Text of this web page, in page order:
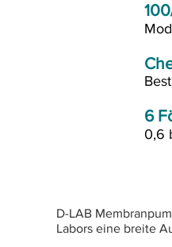
6
0,6
D-LAB
Labors eine breite